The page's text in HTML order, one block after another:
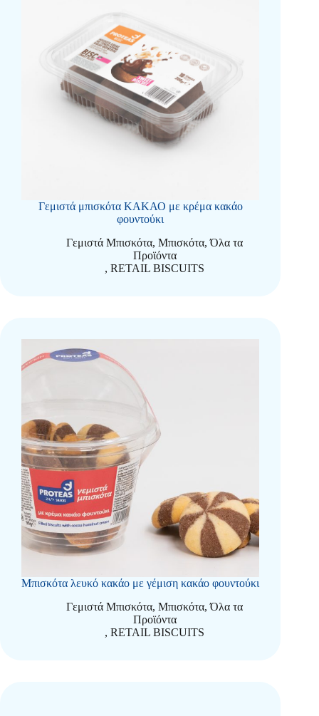
Γεμιστά μπισκότα ΚΑΚΑΟ με κρέμα κακάο
φουντούκι
Γεμιστά Μπισκότα,Μπισκότα,Όλα τα
Προϊόντα
, RETAIL BISCUITS
Μπισκότα λευκό κακάο με γέμιση κακάο φουντούκι
Γεμιστά Μπισκότα,Μπισκότα,Όλα τα
Προϊόντα
, RETAIL BISCUITS